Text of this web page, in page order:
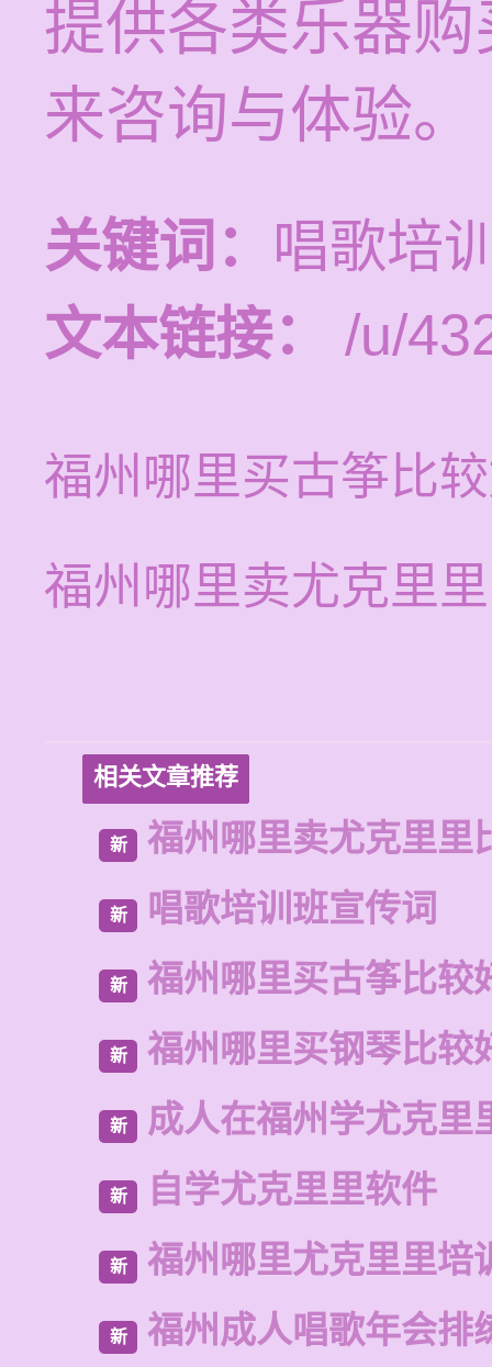
提供各类乐器
来咨询与体验。
关键词： 唱歌培
文本链接：
/u/
福州哪里买古筝比
福州哪里卖尤克里
相关文章推荐
新 福州哪里卖尤克里里
新 唱歌培训班宣传词
新 福州哪里买古筝比较
新 福州哪里买钢琴比较
新 成人在福州学尤克里
新 自学尤克里里软件
新 福州哪里尤克里里培
新 福州成人唱歌年会排